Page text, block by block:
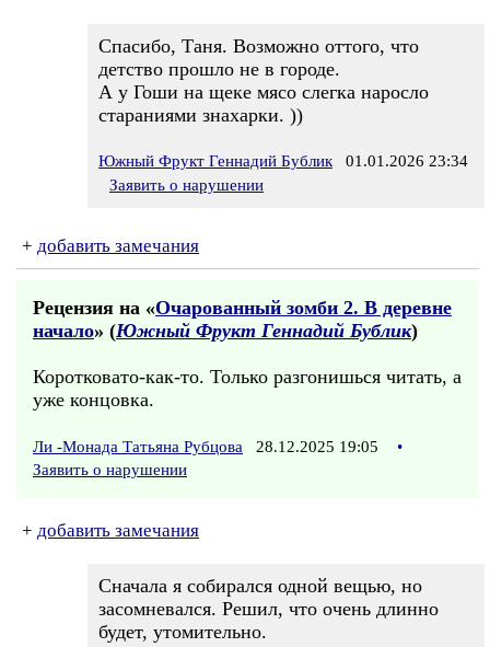
Спасибо, Таня. Возможно оттого, что
детство прошло не в городе.
А у Гоши на щеке мясо слегка наросло
стараниями знахарки. ))
Южный Фрукт Геннадий Бублик 01.01.2026 23:34
Заявить о нарушении
+ добавить замечания
Рецензия на «Очарованный зомби 2. В деревне
начало» (Южный Фрукт Геннадий Бублик)
Коротковато-как-то. Только разгонишься читать, а
уже концовка.
Ли -Монада Татьяна Рубцова 28.12.2025 19:05
•
Заявить о нарушении
+ добавить замечания
Сначала я собирался одной вещью, но
засомневался. Решил, что очень длинно
будет, утомительно.